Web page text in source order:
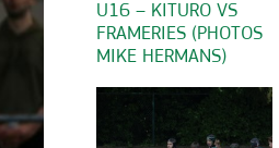
U16 – KITURO VS
FRAMERIES (PHOTOS
MIKE HERMANS)